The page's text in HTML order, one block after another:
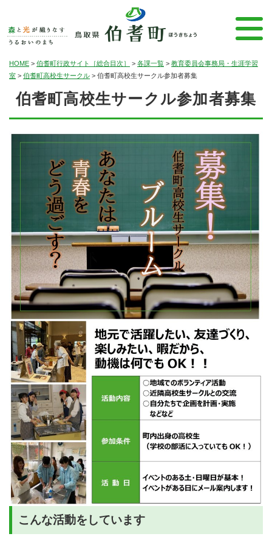
HOME > 伯耆町行政サイト［総合目次］ > 各課一覧 > 教育委員会事務局・生涯学習
室 > 伯耆町高校生サークル > 伯耆町高校生サークル参加者募集
伯耆町高校生サークル参加者募集
こんな活動をしています